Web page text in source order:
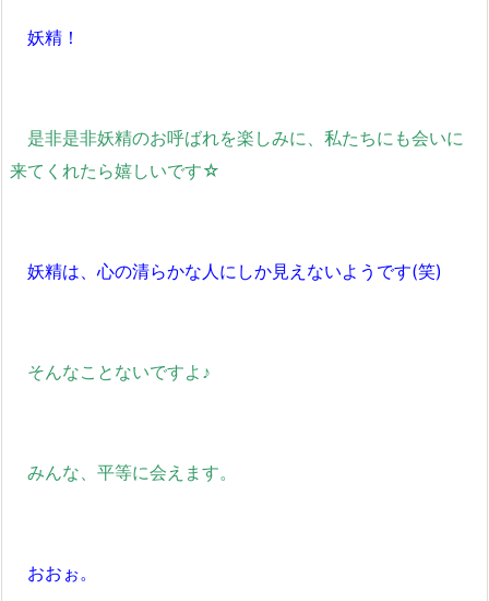
妖精！
是非是非妖精のお呼ばれを楽しみに、私たちにも会いに
来てくれたら嬉しいです☆
妖精は、心の清らかな人にしか見えないようです(笑)
そんなことないですよ♪
みんな、平等に会えます。
おおぉ。